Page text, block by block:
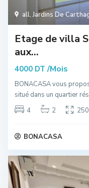
all,Jardins De
Etage de villa
aux...
4000 DT /Mois
BONACASA vous
situé dans un quartier
4
2
BONACASA